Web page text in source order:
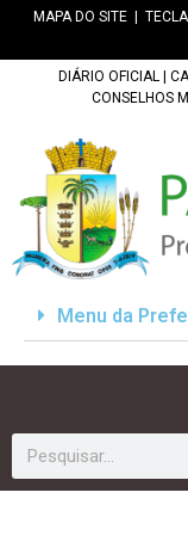
MAPA DO SITE
DIÁRIO OFICIAL
CONSELHOS
Menu da